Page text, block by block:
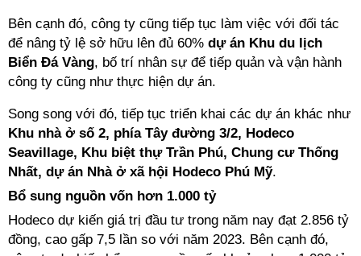
Bên cạnh đó, công ty cũng tiếp tục làm việc với đối tác
để nâng tỷ lệ sở hữu lên đủ 60% dự án Khu du lịch
Biển Đá Vàng, bố trí nhân sự để tiếp quản và vận hành
công ty cũng như thực hiện dự án.
Song song với đó, tiếp tục triển khai các dự án khác như
Khu nhà ở số 2, phía Tây đường 3/2, Hodeco
Seavillage, Khu biệt thự Trần Phú, Chung cư Thống
Nhất, dự án Nhà ở xã hội Hodeco Phú Mỹ.
Bổ sung nguồn vốn hơn 1.000 tỷ
Hodeco dự kiến giá trị đầu tư trong năm nay đạt 2.856 tỷ
đồng, cao gấp 7,5 lần so với năm 2023. Bên cạnh đó,